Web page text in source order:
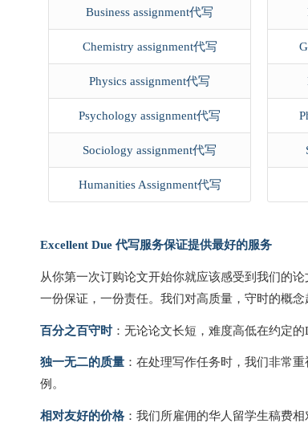
Business assignment代写
Chemistry assignment代写
Physics assignment代写
Psychology assignment代写
Sociology assignment代写
Humanities Assignment代写
Excellent Due 代写服务保证提供最好的服务
从你第一次订购论文开始你就应该感受到我们的
一份保证，一份责任。我们对高质量，守时的概念
百分之百守时：无论论文长短，难度高低在约定的
独一无二的质量 ：在处理写作任务时，我们非常
例。
相对友好的价格：我们所雇佣的华人留学生稿费